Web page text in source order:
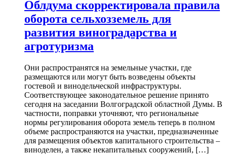
Облдума скорректировала правила
оборота сельхозземель для
развития виноградарства и
агротуризма
Они распространятся на земельные участки, где
размещаются или могут быть возведены объекты
гостевой и винодельческой инфраструктуры.
Соответствующее законодательное решение принято
сегодня на заседании Волгоградской областной Думы. В
частности, поправки уточняют, что региональные
нормы регулирования оборота земель теперь в полном
объеме распространяются на участки, предназначенные
для размещения объектов капитального строительства –
виноделен, а также некапитальных сооружений, […]